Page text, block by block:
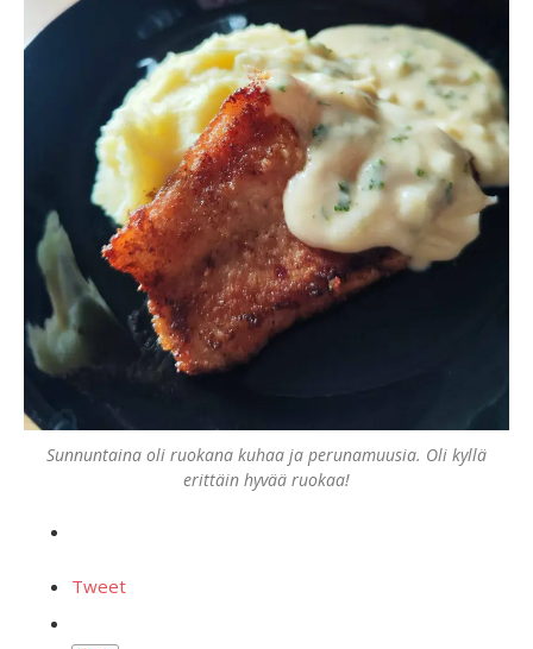
Sunnuntaina oli ruokana kuhaa ja perunamuusia. Oli kyllä
erittäin hyvää ruokaa!
Tweet